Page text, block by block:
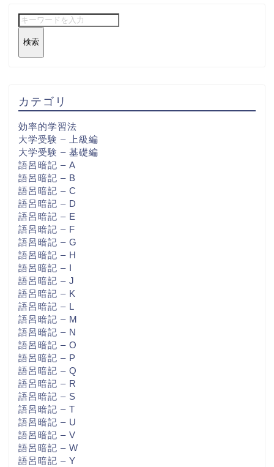
検索
カテゴリ
効率的学習法
大学受験 – 上級編
大学受験 – 基礎編
語呂暗記 – A
語呂暗記 – B
語呂暗記 – C
語呂暗記 – D
語呂暗記 – E
語呂暗記 – F
語呂暗記 – G
語呂暗記 – H
語呂暗記 – I
語呂暗記 – J
語呂暗記 – K
語呂暗記 – L
語呂暗記 – M
語呂暗記 – N
語呂暗記 – O
語呂暗記 – P
語呂暗記 – Q
語呂暗記 – R
語呂暗記 – S
語呂暗記 – T
語呂暗記 – U
語呂暗記 – V
語呂暗記 – W
語呂暗記 – Y